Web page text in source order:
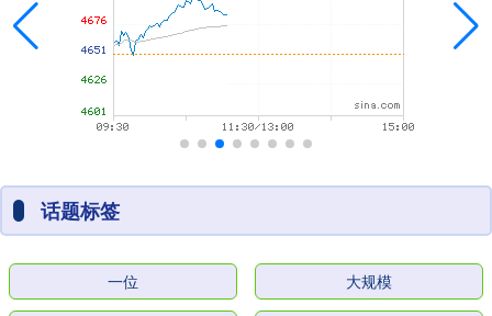
话题标签
一位 大规模